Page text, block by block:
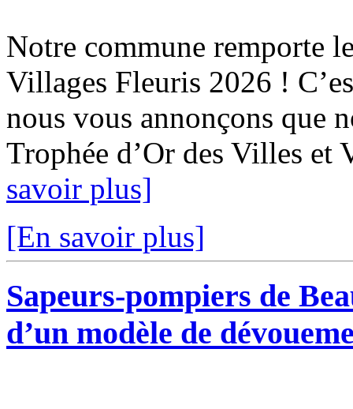
Notre commune remporte
Villages Fleuris 2026 !
nous vous annonçons que
Trophée d’Or des Villes
savoir plus]
[En savoir plus]
Sapeurs-pompiers de
d’un modèle de